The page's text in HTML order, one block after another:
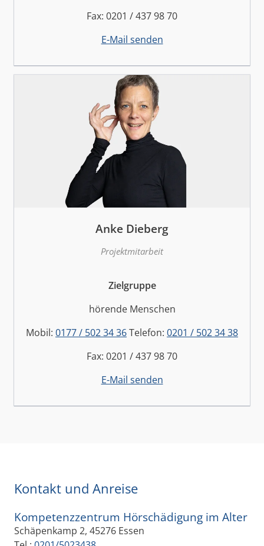
Fax: 0201 / 437 98 70
E-Mail senden
Anke Dieberg
Projektmitarbeit
Zielgruppe
hörende Menschen
Mobil: 0177 / 502 34 36Telefon: 0201 / 502 34 38
Fax: 0201 / 437 98 70
E-Mail senden
Kontakt und Anreise
Kompetenzzentrum Hörschädigung im Alter
Schäpenkamp 2, 45276 Essen